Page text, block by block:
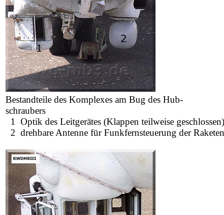
Bestandteile des Komplexes am Bug des Hub-
schraubers
1 Optik des Leitgerätes (Klappen teilweise geschlossen)
2 drehbare Antenne für Funkfernsteuerung der Raketen